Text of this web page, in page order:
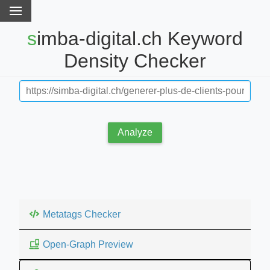
simba-digital.ch Keyword
Density Checker
Analyze
Metatags Checker
Open-Graph Preview